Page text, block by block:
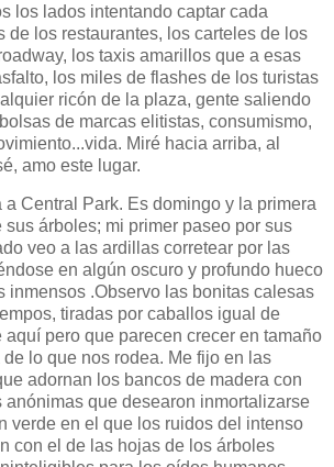
los lados intentando captar cada
de los restaurantes, los carteles de los
los taxis amarillos que a esas
los miles de flashes de los turistas
ricón de la plaza, gente saliendo
de marcas elitistas, consumismo,
Miré hacia arriba, al
amo este lugar.
a Central Park. Es domingo y la primera
sus árboles; mi primer paseo por sus
veo a las ardillas corretear por las
en algún oscuro y profundo hueco
inmensos .Observo las bonitas calesas
tiradas por caballos igual de
pero que parecen crecer en tamaño
lo que nos rodea. Me fijo en las
adornan los bancos de madera con
anónimas que desearon inmortalizarse
verde en el que los ruidos del intenso
con el de las hojas de los árboles